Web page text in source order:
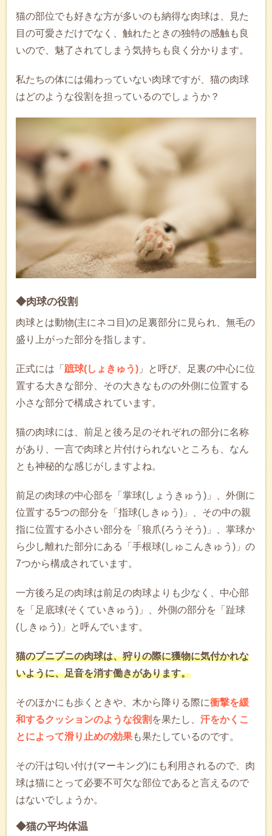
猫の部位でも好きな方が多いのも納得な肉球は、見た
目の可愛さだけでなく、触れたときの独特の感触も良
いので、魅了されてしまう気持ちも良く分かります。
私たちの体には備わっていない肉球ですが、猫の肉球
はどのような役割を担っているのでしょうか？
◆肉球の役割
肉球とは動物(主にネコ目)の足裏部分に見られ、無毛の
盛り上がった部分を指します。
正式には「 蹠球(しょきゅう) 」と呼び、足裏の中心に位
置する大きな部分、その大きなものの外側に位置する
小さな部分で構成されています。
猫の肉球には、前足と後ろ足のそれぞれの部分に名称
があり、一言で肉球と片付けられないところも、なん
とも神秘的な感じがしますよね。
前足の肉球の中心部を「掌球(しょうきゅう)」、外側に
位置する5つの部分を「指球(しきゅう)」、その中の親
指に位置する小さい部分を「狼爪(ろうそう)」、掌球か
ら少し離れた部分にある「手根球(しゅこんきゅう)」の
7つから構成されています。
一方後ろ足の肉球は前足の肉球よりも少なく、中心部
を「足底球(そくていきゅう)」、外側の部分を「趾球
(しきゅう)」と呼んでいます。
猫のプニプニの肉球は、狩りの際に獲物に気付かれな
いように、足音を消す働きがあります。
そのほかにも歩くときや、木から降りる際に衝撃を緩
和するクッションのような役割 を果たし、 汗をかくこ
とによって滑り止めの効果も果たしているのです。
その汗は匂い付け(マーキング)にも利用されるので、肉
球は猫にとって必要不可欠な部位であると言えるので
はないでしょうか。
◆猫の平均体温